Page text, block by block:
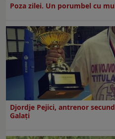
Poza zilei. Un porumbel cu
Djordje Pejici, antrenor
Galați